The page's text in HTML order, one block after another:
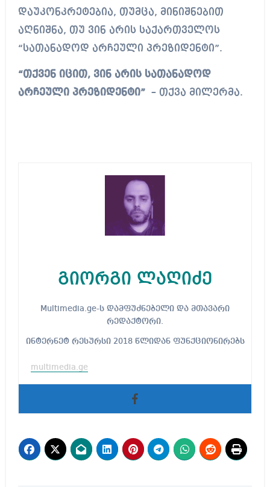
დაუკონკრეტებია, თუმცა, მინიშნებით
აღნიშნა, თუ ვინ არის საქართველოს
“სათანადოდ არჩეული პრეზიდენტი”.
“თქვენ იცით, ვინ არის სათანადოდ
არჩეული პრეზიდენტი” – თქვა მილერმა.
გიორგი ლაღიძე
Multimedia.ge-ს დამფუძნებელი და მთავარი
რედაქტორი.
ინტერნეტ რესურსი 2018 წლიდან ფუნქციონირებს
multimedia.ge